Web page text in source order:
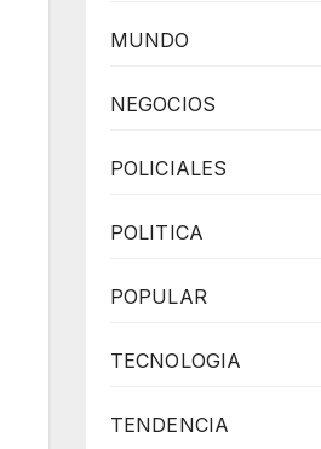
MUNDO
NEGOCIOS
POLICIALES
POLITICA
POPULAR
TECNOLOGIA
TENDENCIA